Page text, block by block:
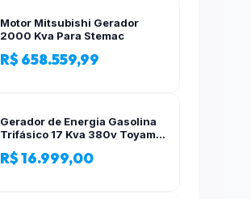
Motor Mitsubishi Gerador
2000 Kva Para Stemac
R$ 658.559,99
Gerador de Energia Gasolina
Trifásico 17 Kva 380v Toyama
R$ 16.999,00